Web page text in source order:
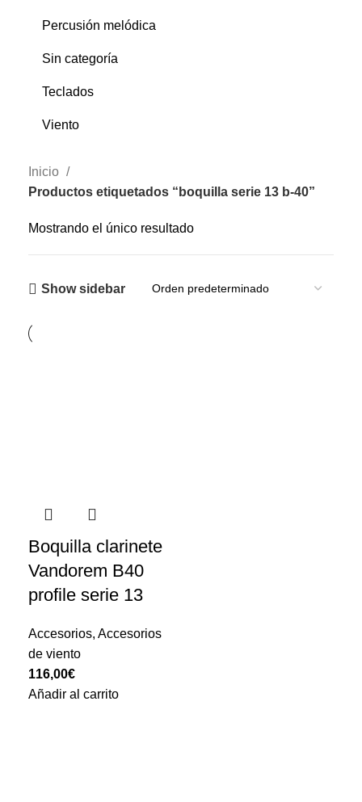
Percusión melódica
Sin categoría
Teclados
Viento
Inicio
Productos etiquetados “boquilla serie 13 b-40”
Mostrando el único resultado
Show sidebar
Boquilla clarinete
Vandorem B40
profile serie 13
Accesorios,Accesorios
de viento
116,00€
Añadir al carrito